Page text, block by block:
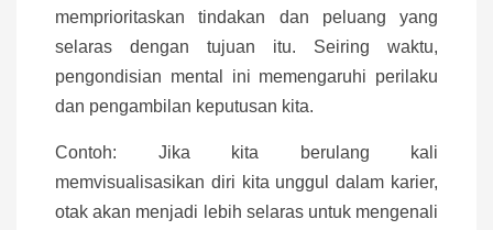
memprioritaskan tindakan dan peluang yang
selaras dengan tujuan itu. Seiring waktu,
pengondisian mental ini memengaruhi perilaku
dan pengambilan keputusan kita.
Contoh: Jika kita berulang kali
memvisualisasikan diri kita unggul dalam karier,
otak akan menjadi lebih selaras untuk mengenali